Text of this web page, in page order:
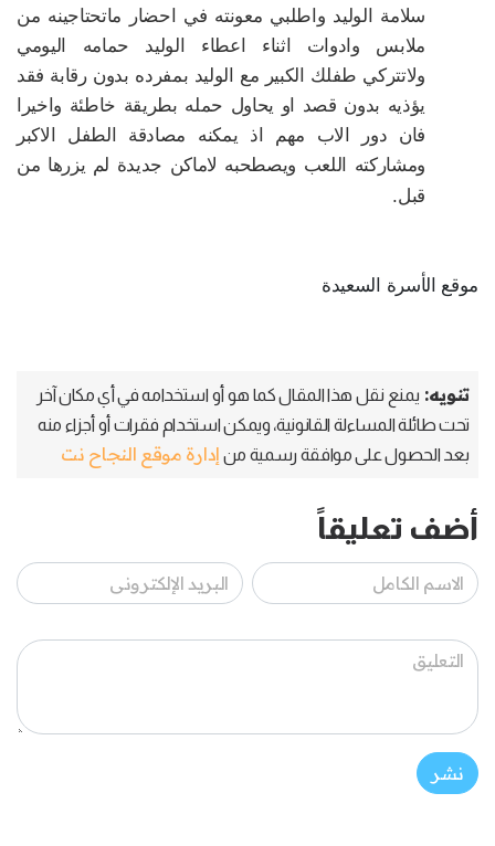
سلامة الوليد واطلبي معونته في احضار ماتحتاجينه من
ملابس وادوات اثناء اعطاء الوليد حمامه اليومي
ولاتتركي طفلك الكبير مع الوليد بمفرده بدون رقابة فقد
يؤذيه بدون قصد او يحاول حمله بطريقة خاطئة واخيرا
فان دور الاب مهم اذ يمكنه مصادقة الطفل الاكبر
ومشاركته اللعب ويصطحبه لاماكن جديدة لم يزرها من
قبل‏.‏
موقع الأسرة السعيدة
تنويه: يمنع نقل هذا المقال كما هو أو استخدامه في أي مكان آخر
تحت طائلة المساءلة القانونية، ويمكن استخدام فقرات أو أجزاء منه
بعد الحصول على موافقة رسمية من إدارة موقع النجاح نت
أضف تعليقاً
نشر